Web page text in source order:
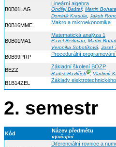
B0B01LAG
Lineární algebra
Ondřej Baštař, Martin Bohata
Dominik Krasula, Jakub
B0B16MME Makro a mikroekonomika
B0B01MA1
Matematická analýza 1
Pavel Berkman, Martin
Veronika Sobotíková, Josef
B0B99PRP Procedurální
BEZZ
Základní školení BOZP
Radek HavlíčekⒼ, Vladimír
B1B14ZEL Základy
2. semestr
Kód Název předmětu
vyučující
Diferenciální rovnice a